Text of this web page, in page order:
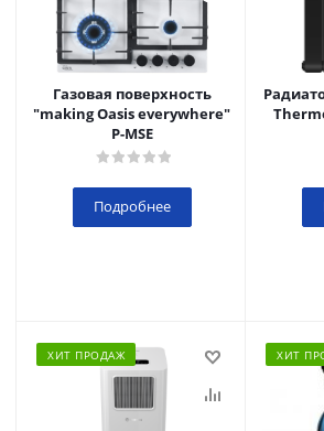
Газовая поверхность
"making Oasis everywhere"
P-MSE
Подробнее
ХИТ ПРОДАЖ ХИТ